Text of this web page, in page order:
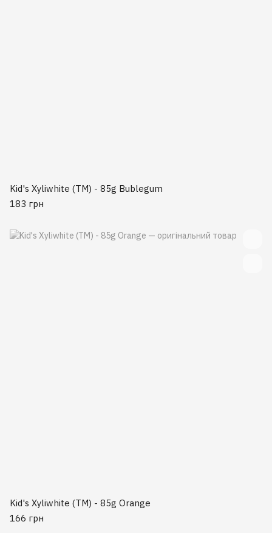
Kid's Xyliwhite (TM) - 85g Bublegum
183 грн
Kid's Xyliwhite (TM) - 85g Orange
166 грн